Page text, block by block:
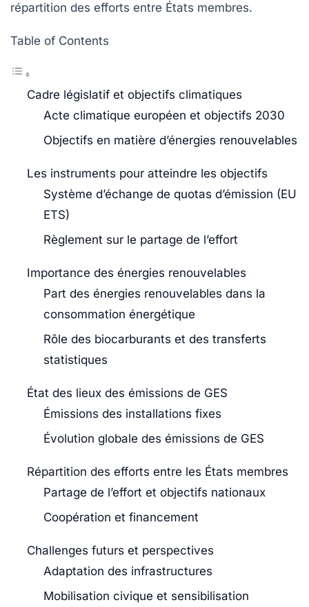
répartition des efforts entre États membres.
Table of Contents
Cadre législatif et objectifs climatiques
Acte climatique européen et objectifs 2030
Objectifs en matière d’énergies renouvelables
Les instruments pour atteindre les objectifs
Système d’échange de quotas d’émission (EU
ETS)
Règlement sur le partage de l’effort
Importance des énergies renouvelables
Part des énergies renouvelables dans la
consommation énergétique
Rôle des biocarburants et des transferts
statistiques
État des lieux des émissions de GES
Émissions des installations fixes
Évolution globale des émissions de GES
Répartition des efforts entre les États membres
Partage de l’effort et objectifs nationaux
Coopération et financement
Challenges futurs et perspectives
Adaptation des infrastructures
Mobilisation civique et sensibilisation